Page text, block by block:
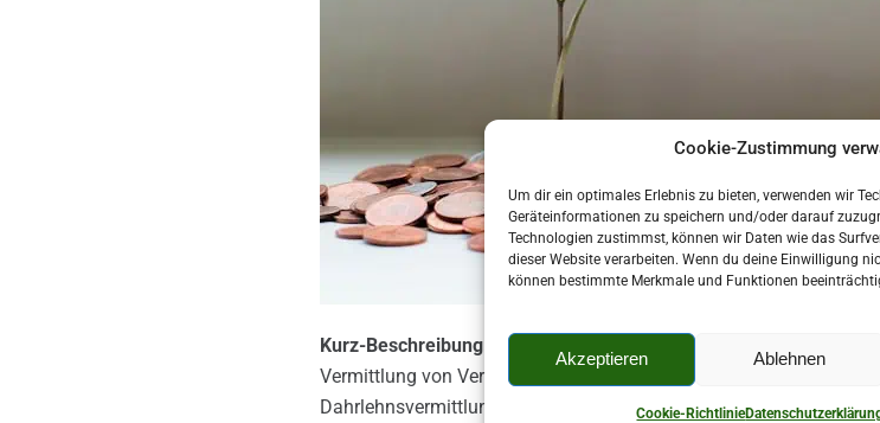
Cookie-Zustimmung
Um dir ein optimales Erlebnis zu bieten, verwenden wir
Geräteinformationen zu speichern und/oder darauf
Technologien zustimmst, können wir Daten wie das
dieser Website verarbeiten. Wenn du deine Einwilligung
können bestimmte Merkmale und Funktionen
Akzeptieren Ablehnen
Cookie-Richtlinie
Kurz-Beschreibung:
Vermittlung von Versicherungen und Bausparverträgen,
Dahrlehnsvermittlung gem. § 34 c GewO